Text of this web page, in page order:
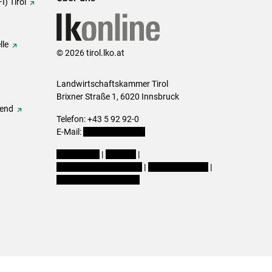
© 2026 tirol.lko.at
Landwirtschaftskammer Tirol
Brixner Straße 1, 6020 Innsbruck
Telefon: +43 5 92 92-0
E-Mail:
|
|
|
|